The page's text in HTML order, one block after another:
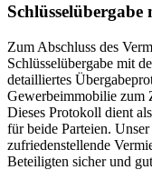
Zum Abschluss des
Schlüsselübergabe mit
detailliertes
Gewerbeimmobilie zum
Dieses Protokoll dient
für beide Parteien.
zufriedenstellende
Beteiligten sicher und